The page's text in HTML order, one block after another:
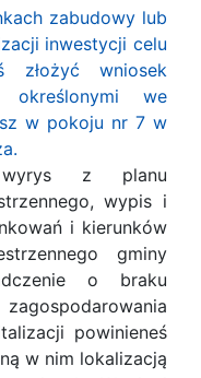
zabudowy lub
inwestycji celu
złożyć wniosek
określonymi we
w pokoju nr 7 w
z planu
wypis i
i kierunków
gminy
o braku
powinieneś
w nim lokalizacją